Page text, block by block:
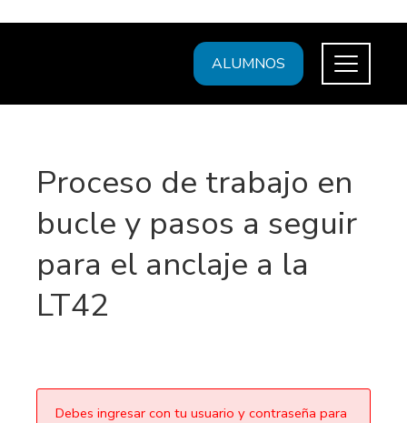
ALUMNOS
Proceso de trabajo en
bucle y pasos a seguir
para el anclaje a la
LT42
Debes ingresar con tu usuario y contraseña para